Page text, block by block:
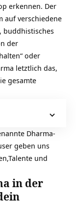
erkennen. Der
auf verschiedene
buddhistisches
der
oder
letztlich das,
gesamte
Dharma-
geben uns
und
in der